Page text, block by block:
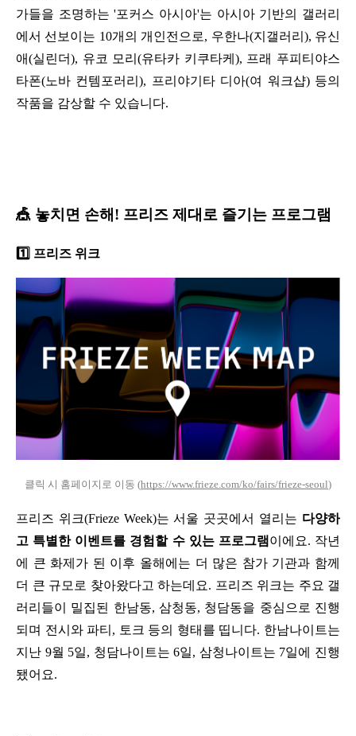
가들을 조명하는 '포커스 아시아'는 아시아 기반의 갤러리
에서 선보이는 10개의 개인전으로, 우한나(지갤러리), 유신
애(실린더), 유코 모리(유타카 키쿠타케), 프래 푸피티야스
타폰(노바 컨템포러리), 프리야기타 디아(여 워크샵) 등의
작품을 감상할 수 있습니다.
🎪 놓치면 손해! 프리즈 제대로 즐기는 프로그램
1️⃣ 프리즈 위크
클릭 시 홈페이지로 이동 (https://www.frieze.com/ko/fairs/frieze-seoul)
프리즈 위크(Frieze Week)는 서울 곳곳에서 열리는 다양하
고 특별한 이벤트를 경험할 수 있는 프로그램이에요. 작년
에 큰 화제가 된 이후 올해에는 더 많은 참가 기관과 함께
더 큰 규모로 찾아왔다고 하는데요. 프리즈 위크는 주요 갤
러리들이 밀집된 한남동, 삼청동, 청담동을 중심으로 진행
되며 전시와 파티, 토크 등의 형태를 띱니다. 한남나이트는
지난 9월 5일, 청담나이트는 6일, 삼청나이트는 7일에 진행
됐어요.